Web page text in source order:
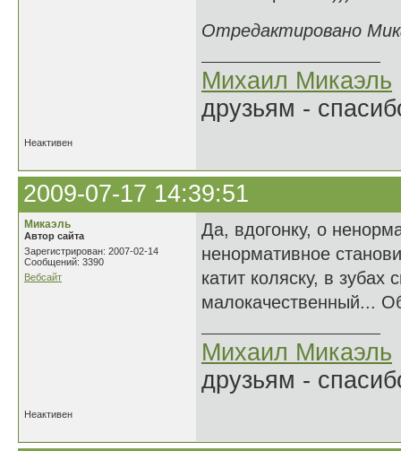
Отредактировано
Михаил Микаэль
друзьям -
Неактивен
2009-07-17 14:39:51
Микаэль
Автор сайта
Зарегистрирован: 2007-02-14
Сообщений: 3390
Вебсайт
Да, вдогонку, о
ненормативное
катит коляску, в зубах
малокачественный...
Михаил Микаэль
друзьям -
Неактивен